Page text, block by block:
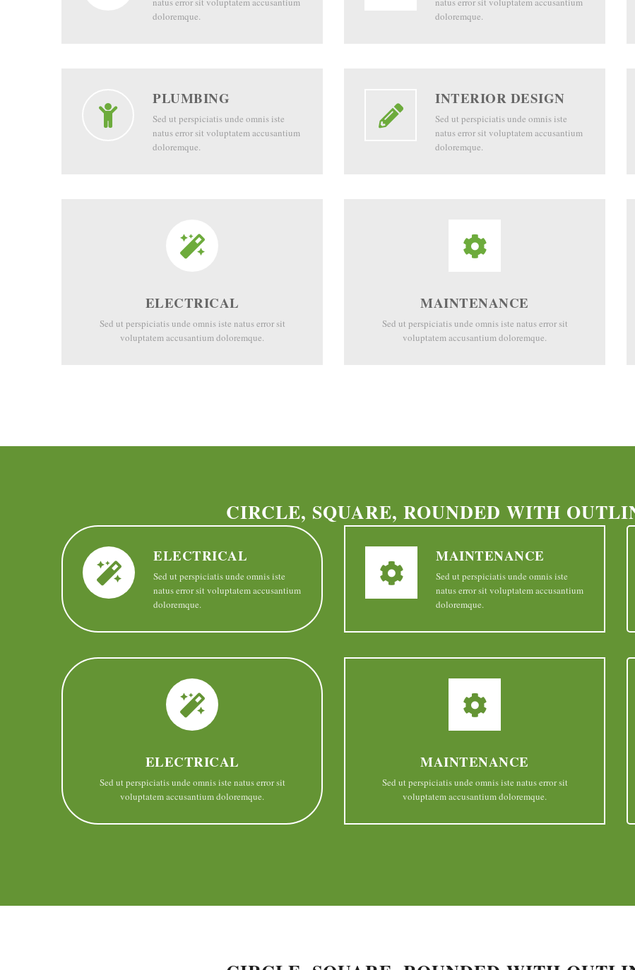
doloremque.
PLUMBING
Sed ut perspiciatis unde omnis iste
natus error sit voluptatem accusantium
doloremque.
ELECTRICAL
Sed ut perspiciatis unde omnis iste natus error sit
voluptatem accusantium doloremque.
doloremque.
INTERIOR DESIGN
Sed ut perspiciatis unde omnis iste
natus error sit voluptatem accusantium
doloremque.
MAINTENANCE
Sed ut perspiciatis unde omnis iste natus error sit
voluptatem accusantium doloremque.
CIRCLE, SQUARE, ROUNDED WITH
ELECTRICAL
Sed ut perspiciatis unde omnis iste
natus error sit voluptatem accusantium
doloremque.
ELECTRICAL
Sed ut perspiciatis unde omnis iste natus error sit
voluptatem accusantium doloremque.
MAINTENANCE
Sed ut perspiciatis unde omnis iste
natus error sit voluptatem accusantium
doloremque.
MAINTENANCE
Sed ut perspiciatis unde omnis iste natus error sit
voluptatem accusantium doloremque.